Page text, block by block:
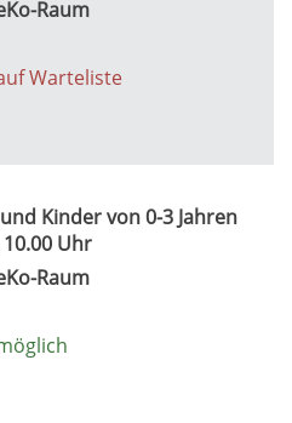
Raum
Warteliste
Kinder von 0-3 Jahren
10.00 Uhr
Raum